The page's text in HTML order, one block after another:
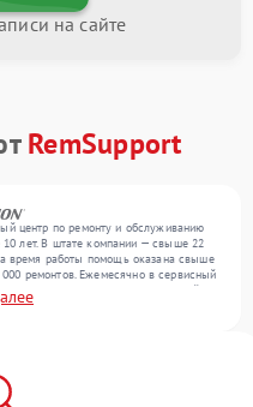
на сайте
RemSupport
центр по ремонту и обслуживанию
лет. В штате компании — свыше 22
время работы помощь оказана свыше
ремонтов. Ежемесячно в сервисный
, , . Мы беремся за задачи любой
сервиса благодаря квалификации